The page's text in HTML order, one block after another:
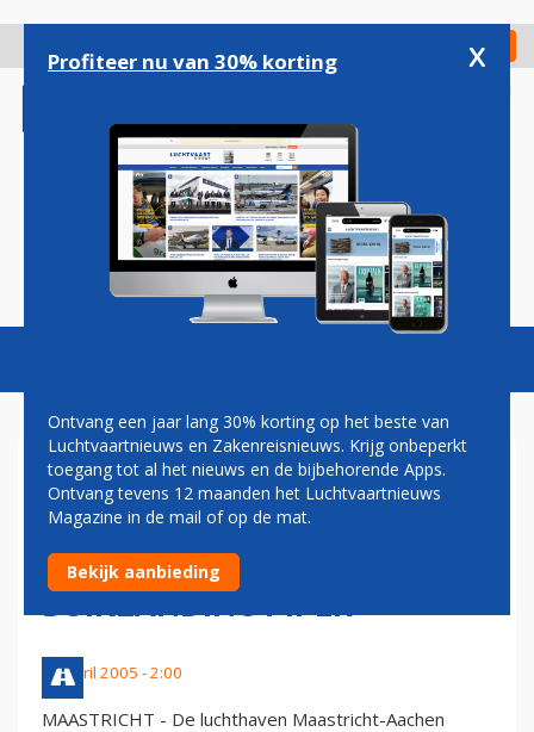
gaan
Check in
Magazine Podcasts Vacatures
LANDINGSBAAN
MAASTRICHT-AACHEN
AIRPORT DICHT NA
BUIKLANDING PIPER
15 april 2005 - 2:00
MAASTRICHT - De luchthaven Maastricht-Aachen
Profiteer nu van 30% korting x
Ontvang een jaar lang 30% korting op het beste van
Luchtvaartnieuws en Zakenreisnieuws. Krijg onbeperkt
toegang tot al het nieuws en de bijbehorende Apps.
Ontvang tevens 12 maanden het Luchtvaartnieuws
Magazine in de mail of op de mat.
Bekijk aanbieding